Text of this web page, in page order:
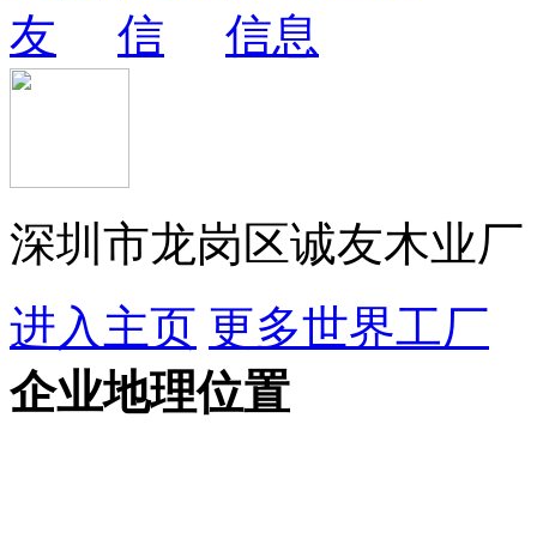
深圳市龙岗区诚友木业厂
进入主页 更多世界工厂
企业地理位置